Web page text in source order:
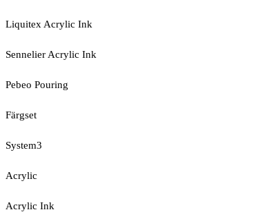
Liquitex Acrylic Ink
Sennelier Acrylic Ink
Pebeo Pouring
Färgset
System3
Acrylic
Acrylic Ink